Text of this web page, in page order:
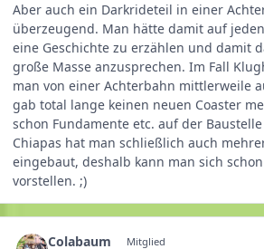
Aber auch ein Darkrideteil in einer
überzeugend. Man hätte damit auf
eine Geschichte zu erzählen und damit
große Masse anzusprechen. Im Fall
man von einer Achterbahn mittlerweile
gab total lange keinen neuen Coaster
schon Fundamente etc. auf der
Chiapas hat man schließlich auch
eingebaut, deshalb kann man sich
vorstellen. ;)
Colabaum Mitglied